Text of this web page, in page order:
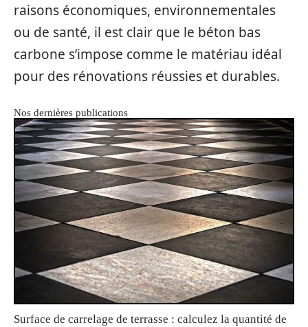
raisons économiques, environnementales
ou de santé, il est clair que le béton bas
carbone s’impose comme le matériau idéal
pour des rénovations réussies et durables.
Nos dernières publications
Surface de carrelage de terrasse : calculez la quantité de